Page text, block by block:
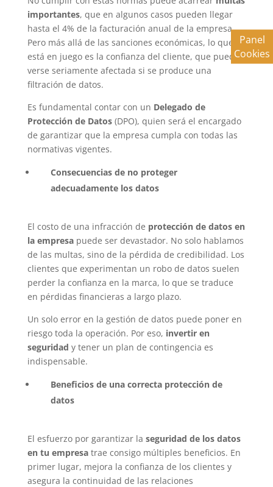
importantes, que en algunos casos pueden llegar
hasta el 4% de la facturación anual de la empresa.
Pero más allá de las sanciones económicas, lo que
está en juego es la confianza del cliente, que puede
verse seriamente afectada si se produce una
filtración de datos.
Es fundamental contar con un Delegado de
Protección de Datos(DPO), quien será el encargado
de garantizar que la empresa cumpla con todas las
normativas vigentes.
Consecuencias de no proteger
adecuadamente los datos
El costo de una infracción de protección de datos en
la empresapuede ser devastador. No solo hablamos
de las multas, sino de la pérdida de credibilidad. Los
clientes que experimentan un robo de datos suelen
perder la confianza en la marca, lo que se traduce
en pérdidas financieras a largo plazo.
Un solo error en la gestión de datos puede poner en
riesgo toda la operación. Por eso, invertir en
seguridad y tener un plan de contingencia es
indispensable.
Beneficios de una correcta protección de
datos
El esfuerzo por garantizar la seguridad de los datos
en tu empresatrae consigo múltiples beneficios. En
primer lugar, mejora la confianza de los clientes y
asegura la continuidad de las relaciones
Panel
Cookies